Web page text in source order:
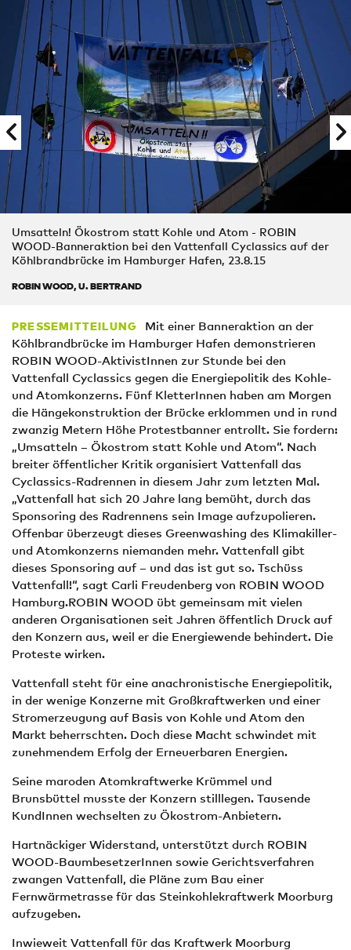
Umsatteln! Ökostrom statt Kohle und Atom - ROBIN
WOOD-Banneraktion bei den Vattenfall Cyclassics auf der
Köhlbrandbrücke im Hamburger Hafen, 23.8.15
ROBIN WOOD, U. BERTRAND
PRESSEMITTEILUNG
Mit einer Banneraktion an der
Köhlbrandbrücke im Hamburger Hafen demonstrieren
ROBIN WOOD-AktivistInnen zur Stunde bei den
Vattenfall Cyclassics gegen die Energiepolitik des Kohle-
und Atomkonzerns. Fünf KletterInnen haben am Morgen
die Hängekonstruktion der Brücke erklommen und in rund
zwanzig Metern Höhe Protestbanner entrollt. Sie fordern:
„Umsatteln – Ökostrom statt Kohle und Atom“. Nach
breiter öffentlicher Kritik organisiert Vattenfall das
Cyclassics-Radrennen in diesem Jahr zum letzten Mal.
„Vattenfall hat sich 20 Jahre lang bemüht, durch das
Sponsoring des Radrennens sein Image aufzupolieren.
Offenbar überzeugt dieses Greenwashing des Klimakiller-
und Atomkonzerns niemanden mehr. Vattenfall gibt
dieses Sponsoring auf – und das ist gut so. Tschüss
Vattenfall!“, sagt Carli Freudenberg von ROBIN WOOD
Hamburg.ROBIN WOOD übt gemeinsam mit vielen
anderen Organisationen seit Jahren öffentlich Druck auf
den Konzern aus, weil er die Energiewende behindert. Die
Proteste wirken.
Vattenfall steht für eine anachronistische Energiepolitik,
in der wenige Konzerne mit Großkraftwerken und einer
Stromerzeugung auf Basis von Kohle und Atom den
Markt beherrschten. Doch diese Macht schwindet mit
zunehmendem Erfolg der Erneuerbaren Energien.
Seine maroden Atomkraftwerke Krümmel und
Brunsbüttel musste der Konzern stilllegen. Tausende
KundInnen wechselten zu Ökostrom-Anbietern.
Hartnäckiger Widerstand, unterstützt durch ROBIN
WOOD-BaumbesetzerInnen sowie Gerichtsverfahren
zwangen Vattenfall, die Pläne zum Bau einer
Fernwärmetrasse für das Steinkohlekraftwerk Moorburg
aufzugeben.
Inwieweit Vattenfall für das Kraftwerk Moorburg